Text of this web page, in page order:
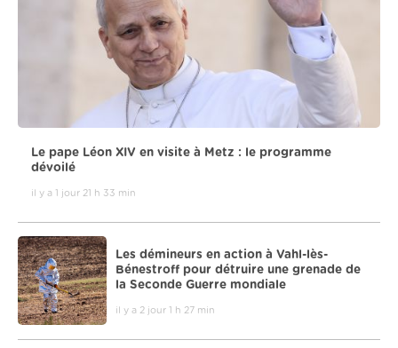
Le pape Léon XIV en visite à Metz : le programme
dévoilé
il y a 1 jour 21 h 33 min
Les démineurs en action à Vahl-lès-
Bénestroff pour détruire une grenade de
la Seconde Guerre mondiale
il y a 2 jour 1 h 27 min